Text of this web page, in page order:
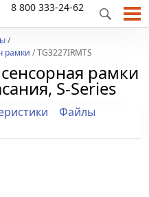
8 800 333-24-62
/
рамки / TG3227IRMTS
рамки
S-Series
Файлы